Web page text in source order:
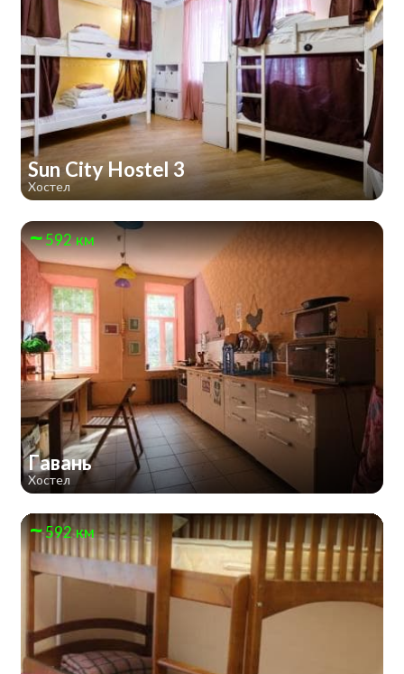
Sun City Hostel 3
Хостел
592 км
Гавань
Хостел
592 км